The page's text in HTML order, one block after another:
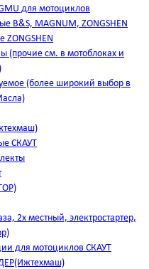
для мотоциклов
B&S, MAGNUM, ZONGSHEN
ZONGSHEN
(прочие см. в мотоблоках и
(более широкий выбор в
СКАУТ
2х местный, электростартер,
для мотоциклов СКАУТ